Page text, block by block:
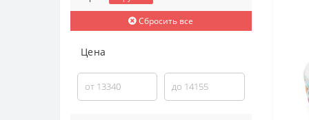
Сбросить все
Цена